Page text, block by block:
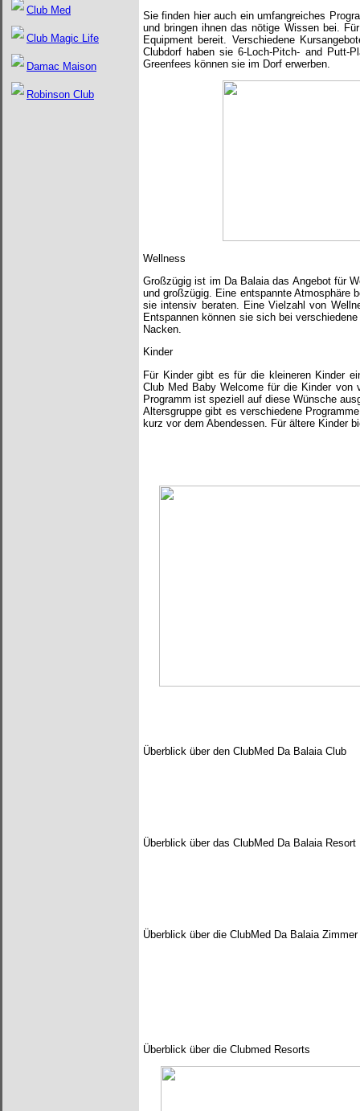
Club Med
Club Magic Life
Damac Maison
Robinson Club
Sie finden hier auch ein umfangreiches
und bringen ihnen das nötige Wissen bei.
Equipment bereit. Verschiedene
Clubdorf haben sie 6-Loch-Pitch- and Putt-
Greenfees können sie im Dorf erwerben.
Wellness
Großzügig ist im Da Balaia das Angebot für
und großzügig. Eine entspannte Atmosphäre
sie intensiv beraten. Eine Vielzahl von
Entspannen können sie sich bei
Nacken.
Kinder
Für Kinder gibt es für die kleineren Kinder
Club Med Baby Welcome für die Kinder
Programm ist speziell auf diese Wünsche
Altersgruppe gibt es verschiedene
kurz vor dem Abendessen. Für ältere Kinder
Überblick über den ClubMed Da Balaia Club
Überblick über das ClubMed Da Balaia Resort
Überblick über die ClubMed Da Balaia Zimmer
Überblick über die Clubmed Resorts